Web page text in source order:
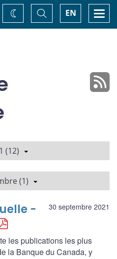
EN
Basculer
la
recherche
Changez
de
(12)
(1)
30 septembre 2021
-
les publications les plus
la Banque du Canada, y